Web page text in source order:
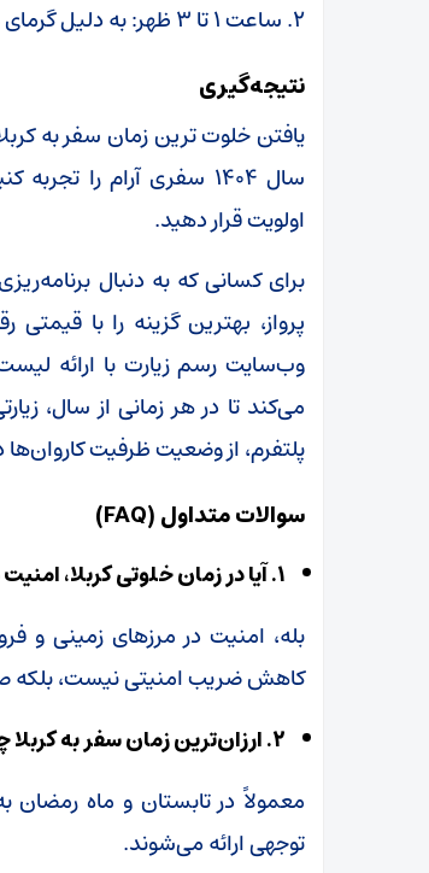
۲. ساعت ۱ تا ۳ ظهر: به دلیل گرمای هوا و زمان استراحت، صحن‌ها خلوت‌تر از زمان‌های دیگر هستند.
نتیجه‌گیری
یافتن خلوت ترین زمان سفر به
سال ۱۴۰۴ سفری آرام را
اولویت قرار دهید.
برای کسانی که به دنبال
پرواز، بهترین گزینه را با
وب‌سایت رسم زیارت با ارائه
می‌کند تا در هر زمانی از سال،
پلتفرم، از وضعیت ظرفیت
سوالات متداول (FAQ)
۱. آیا در زمان خلوتی کربلا، امنیت مرزها برقرار است؟
بله، امنیت در مرزهای زمینی و
کاهش ضریب امنیتی نیست، بلکه
۲. ارزان‌ترین زمان سفر به کربلا چه فصلی است؟
معمولاً در تابستان و ماه رمضان
توجهی ارائه می‌شوند.